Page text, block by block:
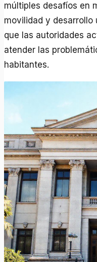
múltiples desafíos en
movilidad y desarrollo
que las autoridades
atender las
habitantes.